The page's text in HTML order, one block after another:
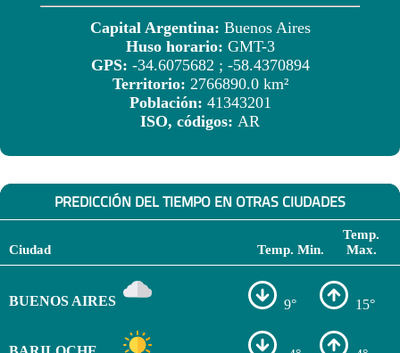
Capital Argentina: Buenos Aires
Huso horario: GMT-3
GPS: -34.6075682 ; -58.4370894
Territorio: 2766890.0 km²
Población: 41343201
ISO, códigos: AR
PREDICCIÓN DEL TIEMPO EN OTRAS CIUDADES
Ciudad Temp. Min.
Temp.
Max.
BUENOS AIRES 9° 15°